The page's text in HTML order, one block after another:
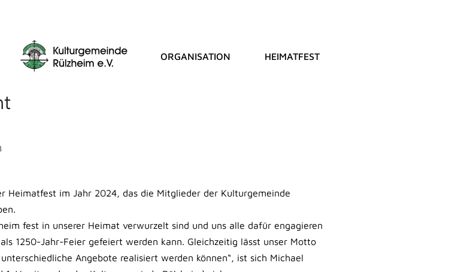
ORGANISATION HEIMATFEST
Heimatfest im Jahr 2024, das die Mitglieder der Kulturgemeinde
fest in unserer Heimat verwurzelt sind und uns alle dafür engagieren
1250-Jahr-Feier gefeiert werden kann. Gleichzeitig lässt unser Motto
Angebote realisiert werden können“, ist sich Michael